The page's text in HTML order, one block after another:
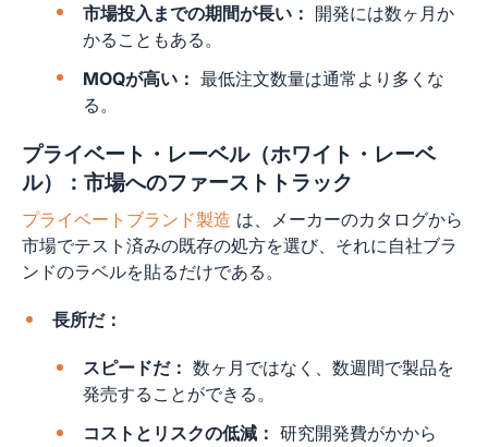
市場投入までの期間が長い： 開発には数ヶ月か
かることもある。
MOQが高い： 最低注文数量は通常より多くな
る。
プライベート・レーベル（ホワイト・レーベ
ル）：市場へのファーストトラック
プライベートブランド製造 は、メーカーのカタログから
市場でテスト済みの既存の処方を選び、それに自社ブラ
ンドのラベルを貼るだけである。
長所だ：
スピードだ： 数ヶ月ではなく、数週間で製品を
発売することができる。
コストとリスクの低減： 研究開発費がかから